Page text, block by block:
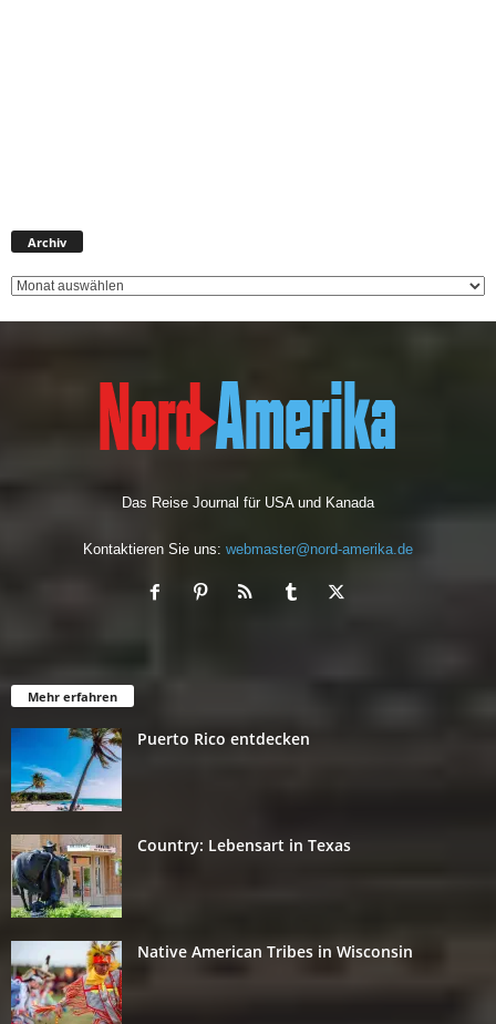
Archiv
h
Das Reise Journal für USA und Kanada
Kontaktieren Sie uns: webmaster@nord-amerika.de
Mehr erfahren
Puerto Rico entdecken
Country: Lebensart in Texas
Native American Tribes in Wisconsin